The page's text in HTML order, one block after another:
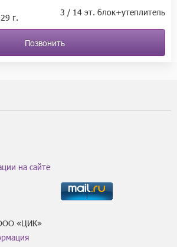
г. 3 / 14 эт. блок+утеплитель
Позвонить
на сайте
«ЦИК»